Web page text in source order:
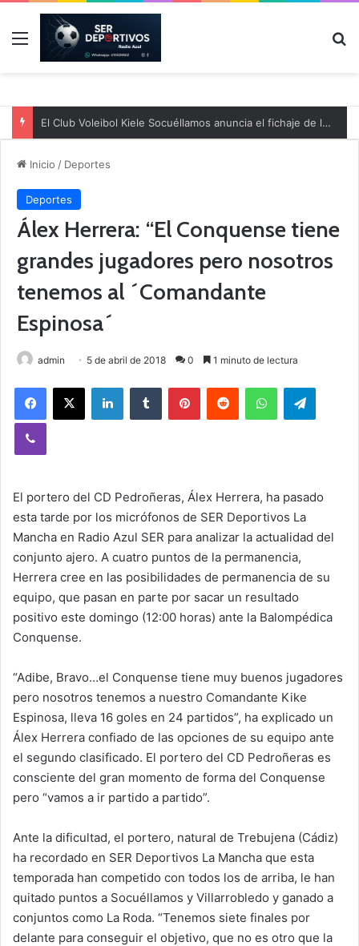
Menú
El Club Voleibol Kiele Socuéllamos anuncia el fichaje de la central norteamericana Morgan Thurlow para la temporada 2026/2027
Inicio / Deportes
Deportes
Álex Herrera: “El Conquense tiene
grandes jugadores pero nosotros
tenemos al ´Comandante
Espinosa´
admin 5 de abril de 2018 0 1 minuto de lectura
El portero del CD Pedroñeras, Álex Herrera, ha pasado
esta tarde por los micrófonos de SER Deportivos La
Mancha en Radio Azul SER para analizar la actualidad del
conjunto ajero. A cuatro puntos de la permanencia,
Herrera cree en las posibilidades de permanencia de su
equipo, que pasan en parte por sacar un resultado
positivo este domingo (12:00 horas) ante la Balompédica
Conquense.
“Adibe, Bravo…el Conquense tiene muy buenos jugadores
pero nosotros tenemos a nuestro Comandante Kike
Espinosa, lleva 16 goles en 24 partidos”, ha explicado un
Álex Herrera confiado de las opciones de su equipo ante
el segundo clasificado. El portero del CD Pedroñeras es
consciente del gran momento de forma del Conquense
pero “vamos a ir partido a partido”.
Ante la dificultad, el portero, natural de Trebujena (Cádiz)
ha recordado en SER Deportivos La Mancha que esta
temporada han competido con todos los de arriba, le han
quitado puntos a Socuéllamos y Villarrobledo y ganado a
conjuntos como La Roda. “Tenemos siete finales por
delante para conseguir el objetivo, que no es otro que la